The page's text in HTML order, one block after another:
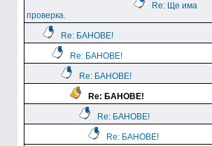
Re: Ще има
проверка.
Re: БАНОВЕ!
Re: БАНОВЕ!
Re: БАНОВЕ!
Re: БАНОВЕ!
Re: БАНОВЕ!
Re: БАНОВЕ!